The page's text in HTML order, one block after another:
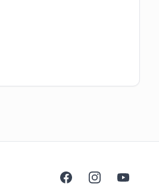
FacebookInstagramYouTube